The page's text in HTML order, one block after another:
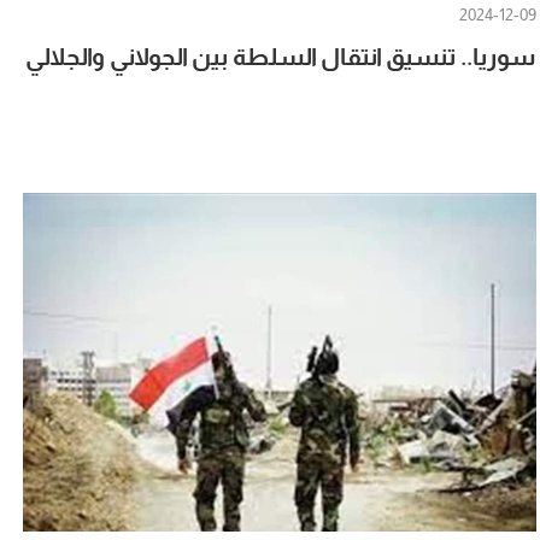
2024-12-09
سوريا.. تنسيق انتقال السلطة بين الجولاني والجلالي